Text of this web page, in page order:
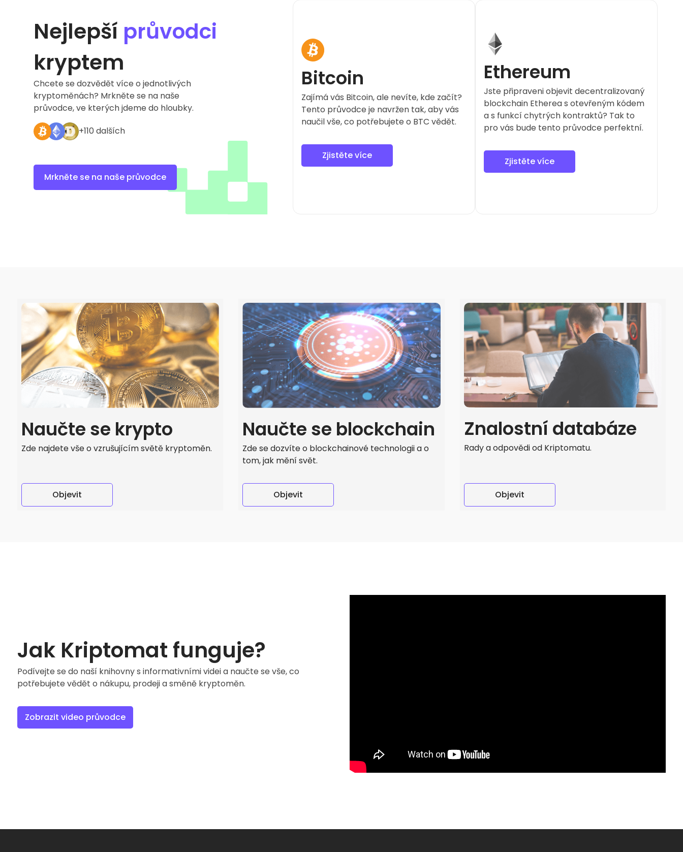
Nejlepší průvodci
kryptem
Chcete se dozvědět více o jednotlivých
kryptoměnách? Mrkněte se na naše
průvodce, ve kterých jdeme do hloubky.
+110 dalších
Mrkněte se na naše průvodce
Bitcoin
Zajímá vás Bitcoin, ale nevíte, kde začít?
Tento průvodce je navržen tak, aby vás
naučil vše, co potřebujete o BTC vědět.
Zjistěte více
Ethereum
Jste připraveni objevit decentralizovaný
blockchain Etherea s otevřeným kódem
a s funkcí chytrých kontraktů? Tak to
pro vás bude tento průvodce perfektní.
Zjistěte více
Naučte se krypto
Zde najdete vše o vzrušujícím světě kryptoměn.
Objevit
Naučte se blockchain
Zde se dozvíte o blockchainové technologii a o
tom, jak mění svět.
Objevit
Znalostní databáze
Rady a odpovědi od Kriptomatu.
Objevit
Jak Kriptomat funguje?
Podívejte se do naší knihovny s informativními videi a naučte se vše, co
potřebujete vědět o nákupu, prodeji a směně kryptoměn.
Zobrazit video průvodce